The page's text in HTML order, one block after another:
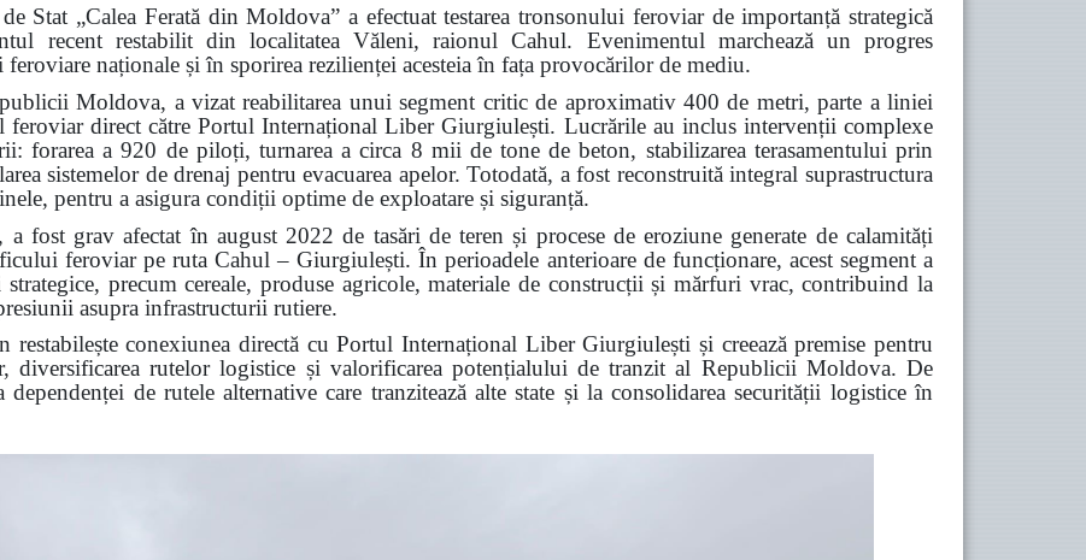
Stat „Calea Ferată din Moldova” a efectuat testarea tronsonului feroviar de importanță strategică
recent restabilit din localitatea Văleni, raionul Cahul. Evenimentul marchează un progres
naționale și în sporirea rezilienței acesteia în fața provocărilor de mediu.
Moldova, a vizat reabilitarea unui segment critic de aproximativ 400 de metri, parte a liniei
feroviar direct către Portul Internațional Liber Giurgiulești. Lucrările au inclus intervenții complexe
forarea a 920 de piloți, turnarea a circa 8 mii de tone de beton, stabilizarea terasamentului prin
sistemelor de drenaj pentru evacuarea apelor. Totodată, a fost reconstruită integral suprastructura
pentru a asigura condiții optime de exploatare și siguranță.
fost grav afectat în august 2022 de tasări de teren și procese de eroziune generate de calamități
feroviar pe ruta Cahul – Giurgiulești. În perioadele anterioare de funcționare, acest segment a
precum cereale, produse agricole, materiale de construcții și mărfuri vrac, contribuind la
asupra infrastructurii rutiere.
restabilește conexiunea directă cu Portul Internațional Liber Giurgiulești și creează premise pentru
diversificarea rutelor logistice și valorificarea potențialului de tranzit al Republicii Moldova. De
dependenței de rutele alternative care tranzitează alte state și la consolidarea securității logistice în